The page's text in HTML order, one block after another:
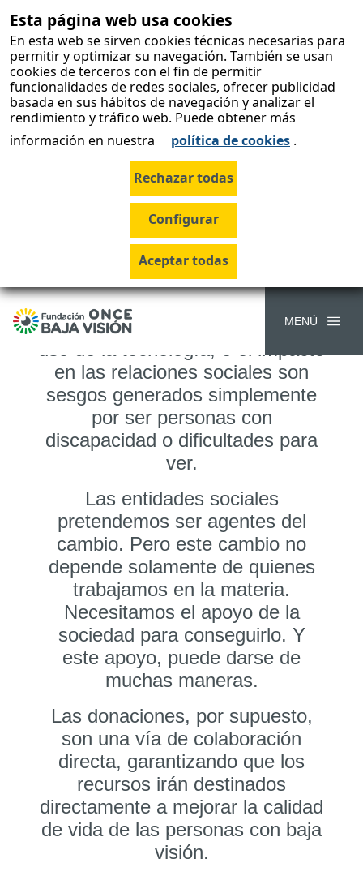
skip-to-
content
Esta página web usa cookies
En esta web se sirven cookies técnicas necesarias para
permitir y optimizar su navegación. También se usan
cookies de terceros con el fin de permitir
funcionalidades de redes sociales, ofrecer publicidad
basada en sus hábitos de navegación y analizar el
rendimiento y tráfico web. Puede obtener más
información en nuestra
política de cookies .
MENÚ
Colabora con la
Fundación
ONCE Baja
Visión
Tu ayuda es importante para la
Fundación ONCE Baja Visión.
Las personas con baja visión
encuentran muchas dificultades
en su día a día. La movilidad, el
en las relaciones sociales son
sesgos generados simplemente
por ser personas con
discapacidad o dificultades para
ver.
Las entidades sociales
pretendemos ser agentes del
cambio. Pero este cambio no
depende solamente de quienes
trabajamos en la materia.
Necesitamos el apoyo de la
sociedad para conseguirlo. Y
este apoyo, puede darse de
muchas maneras.
Las donaciones, por supuesto,
son una vía de colaboración
directa, garantizando que los
recursos irán destinados
directamente a mejorar la calidad
de vida de las personas con baja
visión.